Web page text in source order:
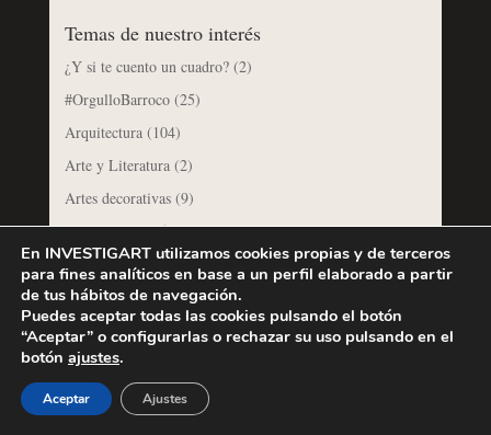
Temas de nuestro interés
¿Y si te cuento un cuadro?(2)
#OrgulloBarroco(25)
Arquitectura(104)
Arte y Literatura(2)
Artes decorativas(9)
Artículos científicos(33)
Coleccionismo (35)
Cuéntame un libro(8)
Cursos (5)
Dibujos(6)
El Rincón del Sereno
(12)
En INVESTIGART utilizamos cookies propias y de terceros
para fines analíticos en base a un perfil elaborado a partir
de tus hábitos de navegación.
Puedes aceptar todas las cookies pulsando el botón
“Aceptar” o configurarlas o rechazar su uso pulsando en el
botón ajustes.
Aceptar Ajustes